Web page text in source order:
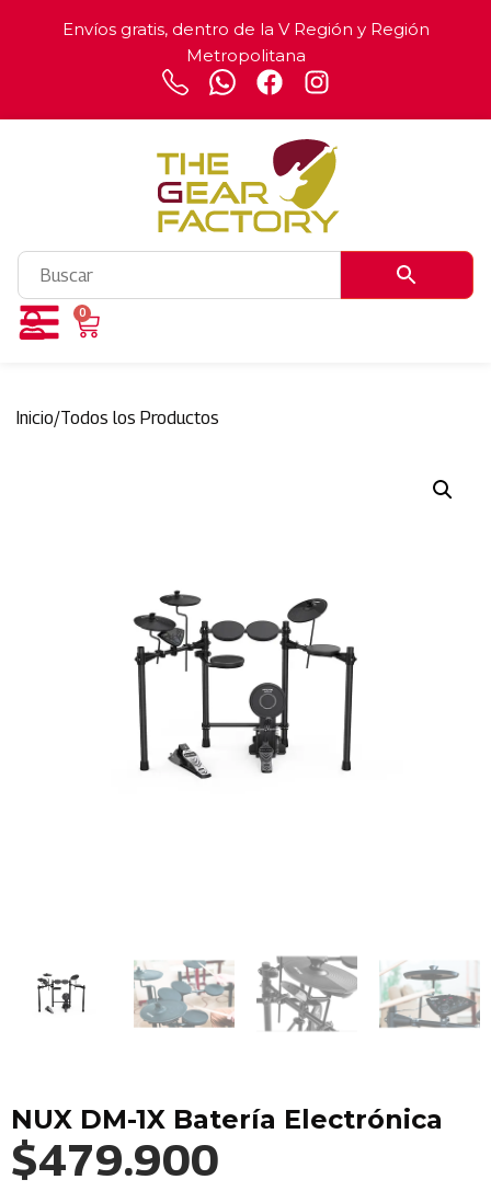
Envíos gratis, dentro de la V Región y Región
Metropolitana
0
Inicio/Todos los Productos
NUX DM-1X Batería Electrónica
$479.900